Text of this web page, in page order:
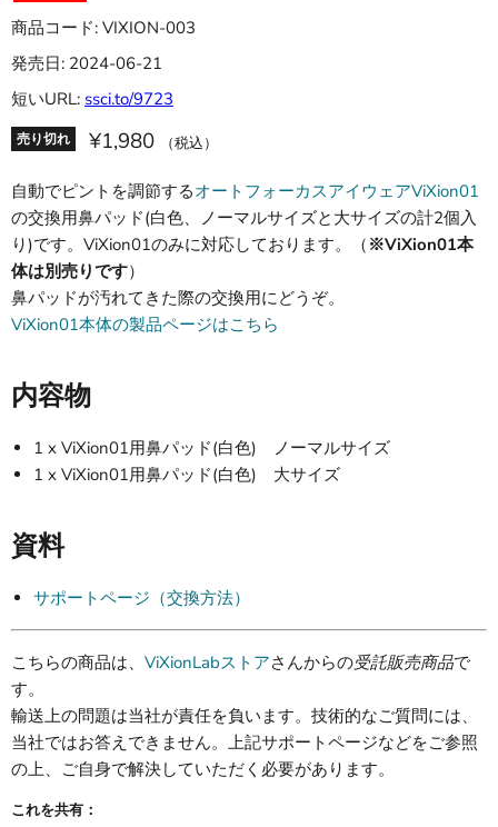
商品コード: VIXION-003
発売日: 2024-06-21
短いURL: ssci.to/9723
売り切れ ¥1,980 （税込）
自動でピントを調節するオートフォーカスアイウェアViXion01
の交換用鼻パッド(白色、ノーマルサイズと大サイズの計2個入
り)です。ViXion01のみに対応しております。（ ※ViXion01本
体は別売りです）
鼻パッドが汚れてきた際の交換用にどうぞ。
ViXion01本体の製品ページはこちら
内容物
1 x ViXion01用鼻パッド(白色) ノーマルサイズ
1 x ViXion01用鼻パッド(白色) 大サイズ
資料
サポートページ（交換方法）
こちらの商品は、 ViXionLabストアさんからの受託販売商品で
す。
輸送上の問題は当社が責任を負います。技術的なご質問には、
当社ではお答えできません。上記サポートページなどをご参照
の上、ご自身で解決していただく必要があります。
これを共有：